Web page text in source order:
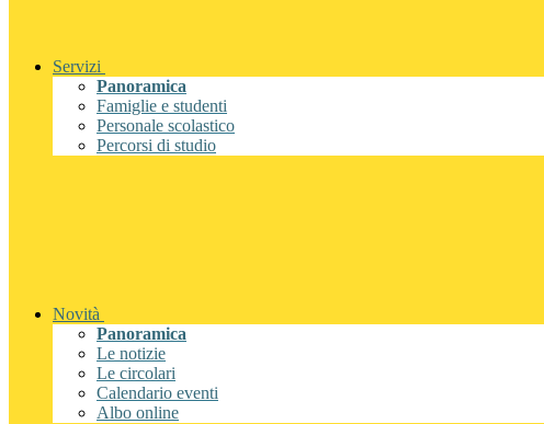
Servizi
Panoramica
Famiglie e studenti
Personale scolastico
Percorsi di studio
Novità
Panoramica
Le notizie
Le circolari
Calendario eventi
Albo online